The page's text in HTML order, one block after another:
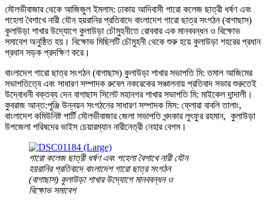
মৌলভীবাজার থেকে আজিজুল ইমলাম: ঢাকায় আদিবাসী গারো কলেজ ছাত্রী ধর্ষণ এবং
পহেলা বৈশাখে নারী যৌন হয়রানির প্রতিবাদে বাংলাদেশ গারো ছাত্র সংগঠন (বাগাছাস)
কুলাউড়া শাখার উদ্যোগে কুলাউড়া চৌমুহনীতে রোববার এক মানববন্ধন ও বিক্ষোভ
সমাবেশ অনুষ্ঠিত হয়। বিক্ষোভ মিছিলটি চৌমুহনী থেকে শুরু হয়ে কুলাউড়া শহরের প্রধান
প্রধান সড়ক প্রদক্ষিণ করে।
বাংলাদেশ গারো ছাত্র সংগঠন (বাগাছাস) কুলাউড়া শাখার সভাপতি মি: তমাল আজিমের
সভাপতিত্বে এবং সাধারণ সম্পাদক রুবেল নকরেকের সঞ্চালনায় প্রতিবাদ সভার শুরুতেই
উদ্বোধনী বক্তব্য দেন বাগাছাস সিলেট মহানগর শাখার সভাপতি মি: মাইকেল দান্দালী।
কুবরাজ আন্ত:পুঞ্জি উন্নয়ন সংগঠনের সাধারণ সম্পাদক মিস: ফ্লোরা বাবলি তালাং,
বাংলাদেশ কমিউনিষ্ট পার্টি মৌলভীবাজার জেলা সভাপতি খন্দকার লুৎফুর রহমান, কুলাউড়া
উপজেলা পরিষদের ভাইস চেয়ারম্যান নারীনেত্রী নেহার বেগম।
গারো কলেজ ছাত্রী ধর্ষণ এবং পহেলা বৈশাখে নারী যৌন
হয়রানির প্রতিবাদে বাংলাদেশ গারো ছাত্র সংগঠন
(বাগাছাস) কুলাউড়া শাখার উদ্যোগে মানববন্ধন ও
বিক্ষোভ সমাবেশ